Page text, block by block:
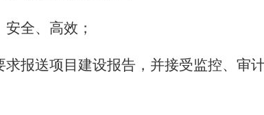
全、高效；
求报送项目建设报告，并接受监控、审计